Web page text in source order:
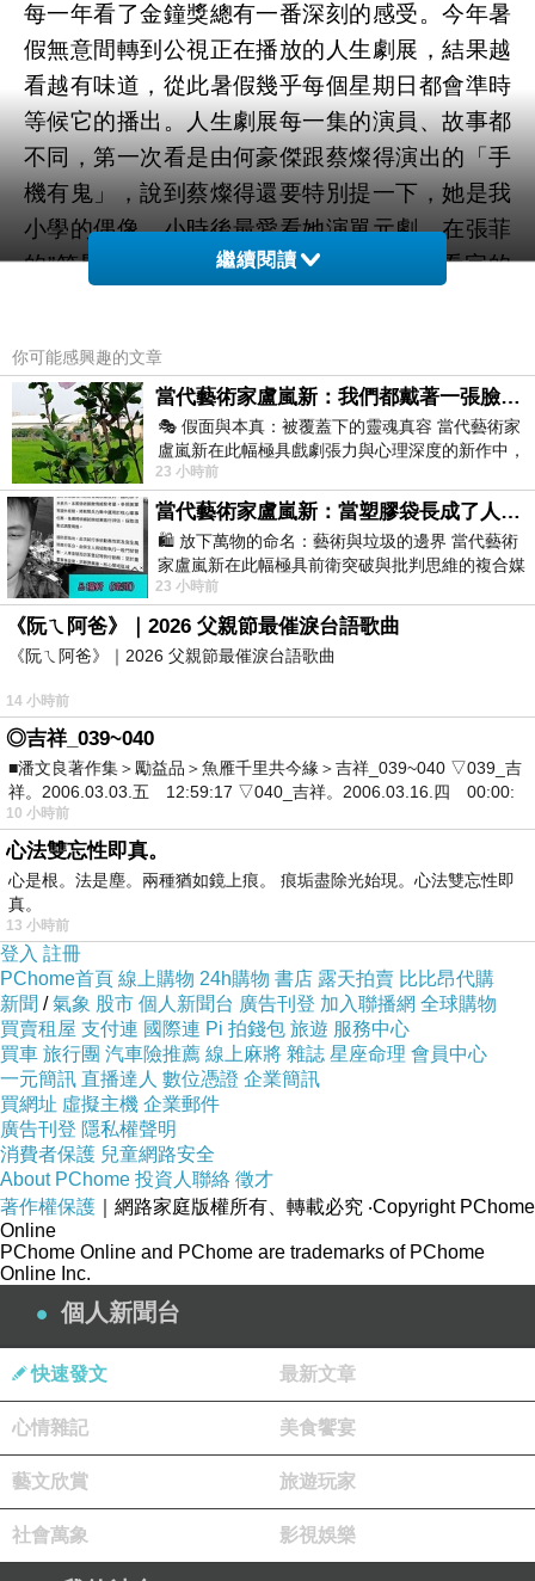
每一年看了金鐘獎總有一番深刻的感受。今年暑
假無意間轉到公視正在播放的人生劇展，結果越
看越有味道，從此暑假幾乎每個星期日都會準時
等候它的播出。人生劇展每一集的演員、故事都
不同，第一次看是由何豪傑跟蔡燦得演出的「手
機有鬼」，說到蔡燦得還要特別提一下，她是我
小學的偶像，小時後最愛看她演單元劇，在張菲
的”笑星撞地球”也一定要看到她才有節目看完的
豪傑，誰叫他死會了，偏不說他。
我覺得台灣的創意實在無限，然而台灣的電視台
一直忘記自己有這一塊寶，儘向國外買版權或是
拿賣臉蛋的偶像拍一些不成熟的連續劇，撥些韓
劇日劇偶像劇，當然以上也有品質不錯的，只是
這樣做不知會埋沒多少好人才。而這次公視得獎
的「兩隻魚，游啊游上岸」是一部很有創意的單
元劇，敘說兩個偷渡客以為中了彩券頭獎，怕被
拆穿身分而寧願讓寄居家庭楷油不敢親自領獎;
此刻村子另一頭有著村民們一窩蜂追著一位智能
不足的少女，以為她句句報明牌而尊為仙姑，其
母再藉著大家的深信不疑收取費用養家，然而少
女只是個普通再不過的平凡人，智能不足的她永
遠不懂外人在這文明複雜世界的追求。這一齣90
分鐘的單元劇也打敗了幾十集的長篇連續劇，讓
我覺得評審好眼光，可以藉此鼓勵許多有創意的
導演再接再厲。
當我看到頒獎人揭曉最佳女配角，鏡頭拍到范瑞
君的時候，我心理突然有一種感覺，覺得有一天
我也會看到王永潔出現在這個畫面中，雖然最後
范瑞君沒有拿下獎項，我心理已經認定她拿到
了。永潔我相信你一定行的，只不過你要先練習
微笑不要太僵喔，以後競爭對手是很強的!哈哈!
范瑞君也說”既然評審是以專業眼光來評審，我只
好乖乖回家再練習囉”永潔聽到了沒，要多練習
都覺得評審很厲害，得獎人都是戲劇底子強的人
物。
最近也看了不少電影和永潔的戲，我還正在寫感
想(可見很多話)，近請期待吧。
繼續閱讀
你可能感興趣的文章
當代藝術家盧嵐新：我們都戴著一張臉，可真正的自己，總藏在那些被塗抹、被覆蓋的痕跡裡
🎭 假面與本真：被覆蓋下的靈魂真容 當代藝術家
盧嵐新在此幅極具戲劇張力與心理深度的新作中，
運用質感豐富的紙材肌理、墨痕與大膽的
23 小時前
當代藝術家盧嵐新：當塑膠袋長成了人的模樣，我們的目光是否學會了放下偏見？
🛍️ 放下萬物的命名：藝術與垃圾的邊界 當代藝術
家盧嵐新在此幅極具前衛突破與批判思維的複合媒
材新作中，直接將被大眾定義為廢棄物
23 小時前
《阮ㄟ阿爸》｜2026 父親節最催淚台語歌曲
《阮ㄟ阿爸》｜2026 父親節最催淚台語歌曲
14 小時前
◎吉祥_039~040
■潘文良著作集＞勵益品＞魚雁千里共今緣＞吉祥_039~040 ▽039_吉
祥。2006.03.03.五 12:59:17 ▽040_吉祥。2006.03.16.四 00:00:
10 小時前
心法雙忘性即真。
心是根。法是塵。兩種猶如鏡上痕。 痕垢盡除光始現。心法雙忘性即
真。
13 小時前
登入 註冊
PChome首頁 線上購物 24h購物 書店 露天拍賣 比比昂代購
新聞 /氣象 股市 個人新聞台 廣告刊登 加入聯播網 全球購物
買賣租屋 支付連 國際連 Pi 拍錢包 旅遊 服務中心
買車 旅行團 汽車險推薦 線上麻將 雜誌 星座命理 會員中心
一元簡訊 直播達人 數位憑證 企業簡訊
買網址 虛擬主機 企業郵件
廣告刊登 隱私權聲明
消費者保護 兒童網路安全
About PChome 投資人聯絡 徵才
著作權保護 ｜網路家庭版權所有、轉載必究 ‧Copyright PChome
Online
PChome Online and PChome are trademarks of PChome
Online Inc.
個人新聞台
快速發文 最新文章
心情雜記 美食饗宴
藝文欣賞 旅遊玩家
社會萬象 影視娛樂